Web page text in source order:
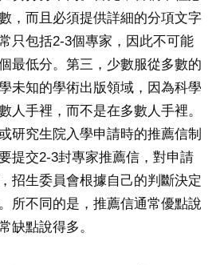
，而且必須提供詳細的分項文字
只包括2-3個專家，因此不可能
最低分。第三，少數服從多數的
未知的學術出版領域，因為科學
人手裡，而不是在多數人手裡。
研究生院入學申請時的推薦信制
提交2-3封專家推薦信，對申請
招生委員會根據自己的判斷決定
所不同的是，推薦信通常優點說
缺點說得多。